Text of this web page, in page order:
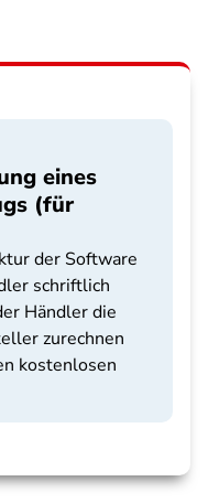
eines
(für
der Software
schriftlich
Händler die
zurechnen
kostenlosen